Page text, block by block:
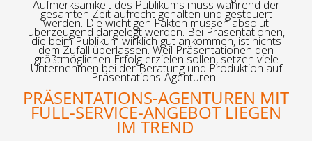
Aufmerksamkeit des Publikums muss während der
gesamten Zeit aufrecht gehalten und gesteuert
werden. Die wichtigen Fakten müssen absolut
überzeugend dargelegt werden. Bei Präsentationen,
die beim Publikum wirklich gut ankommen, ist nichts
dem Zufall überlassen. Weil Präsentationen den
größtmöglichen Erfolg erzielen sollen, setzen viele
Unternehmen bei der Beratung und Produktion auf
Präsentations-Agenturen.
PRÄSENTATIONS-AGENTUREN MIT
FULL-SERVICE-ANGEBOT LIEGEN
IM TREND